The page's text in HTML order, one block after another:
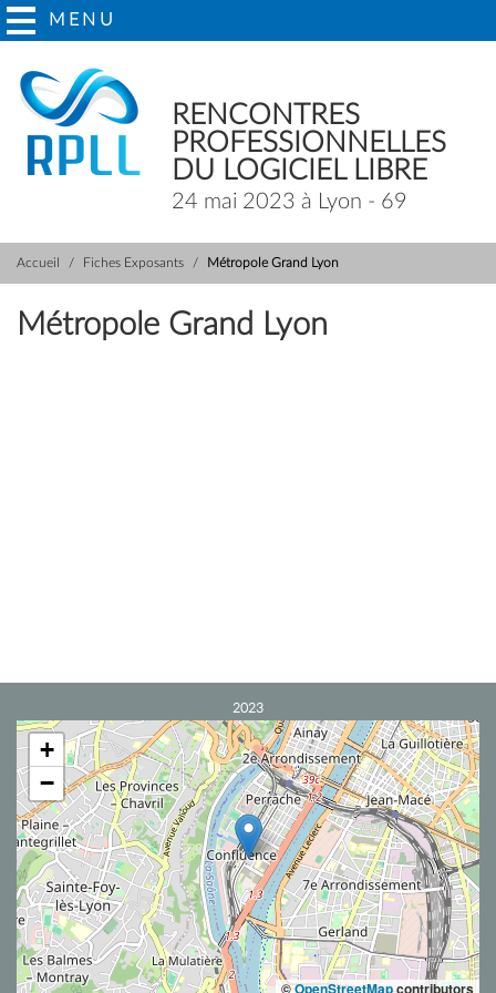
MENU
RENCONTRES
PROFESSIONNELLES
DU LOGICIEL LIBRE
24 mai 2023 à Lyon - 69
Accueil Fiches Exposants Métropole Grand Lyon
Métropole Grand Lyon
2023
+
−
©OpenStreetMapcontributors